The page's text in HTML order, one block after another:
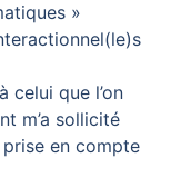
»
celui que l’on
m’a sollicité
en compte